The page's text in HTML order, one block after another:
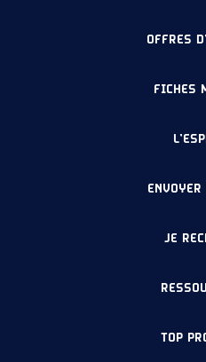
OFFRES
FICHES
JE
TOP